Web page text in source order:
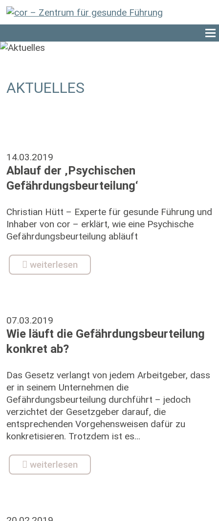
AKTUELLES
14.03.2019
Ablauf der ‚Psychischen
Gefährdungsbeurteilung‘
Christian Hütt – Experte für gesunde Führung und
Inhaber von cor – erklärt, wie eine Psychische
Gefährdungsbeurteilung abläuft
weiterlesen
07.03.2019
Wie läuft die Gefährdungsbeurteilung
konkret ab?
Das Gesetz verlangt von jedem Arbeitgeber, dass
er in seinem Unternehmen die
Gefährdungsbeurteilung durchführt – jedoch
verzichtet der Gesetzgeber darauf, die
entsprechenden Vorgehensweisen dafür zu
konkretisieren. Trotzdem ist es...
weiterlesen